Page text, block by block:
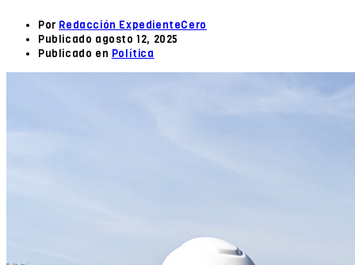
Por Redacción ExpedienteCero
Publicado agosto 12, 2025
Publicado en Política